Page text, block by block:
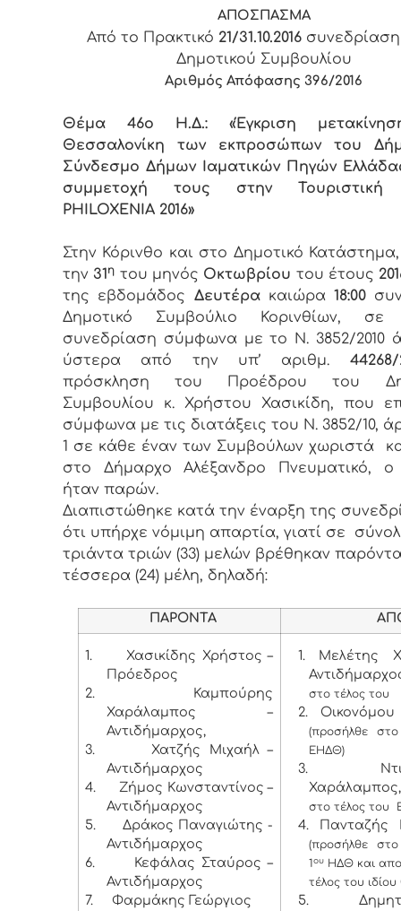
ΑΠΟΣΠΑΣΜΑ
Από το Πρακτικό 21/31.10.2016
Δημοτικού Συμβουλίου
Αριθμός Απόφασης396/2016
Θέμα 46ο Η.Δ.: «Έγκριση
Θεσσαλονίκη των εκπροσώπων του
Σύνδεσμο Δήμων Ιαματικών Πηγών
συμμετοχή τους στην Τουριστική
PHILOXENIA 2016»
Στην Κόρινθο και στο Δημοτικό
την 31η του μηνός Οκτωβρίου του έτους
της εβδομάδος Δευτέρα καιώρα18:00
Δημοτικό Συμβούλιο Κορινθίων, σε
συνεδρίαση σύμφωνα με το Ν. 3852/2010
ύστερα από την υπ’ αριθμ. 44268/
πρόσκληση του Προέδρου του
Συμβουλίου κ. Χρήστου Χασικίδη, που
σύμφωνα με τις διατάξεις του Ν. 3852/10,
1 σε κάθε έναν των Συμβούλων χωριστά
στο Δήμαρχο Αλέξανδρο Πνευματικό,
ήταν παρών.
Διαπιστώθηκε κατά την έναρξη της
ότι υπήρχε νόμιμη απαρτία, γιατί σε
τριάντα τριών (33) μελών βρέθηκαν παρόντα
τέσσερα (24) μέλη, δηλαδή:
ΠΑΡΟΝΤΑ
1.
Χασικίδης Χρήστος –
Πρόεδρος
2.
Καμπούρης
Χαράλαμπος –
Αντιδήμαρχος,
3.
Χατζής Μιχαήλ –
Αντιδήμαρχος
4.
Ζήμος Κωνσταντίνος –
Αντιδήμαρχος
5.
Δράκος Παναγιώτης -
Αντιδήμαρχος
6.
Κεφάλας Σταύρος –
Αντιδήμαρχος
7.
Φαρμάκης Γεώργιος
1. Μελέτης
στο τέλος του
2. Οικονόμου
(προσήλθε
ΕΗΔΘ)
3.
Χαράλαμπος,
στο τέλος του
4. Πανταζής
(προσήλθε
1 ουΗΔΘ και
τέλος του
5.